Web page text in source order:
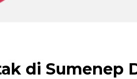
di Sumenep